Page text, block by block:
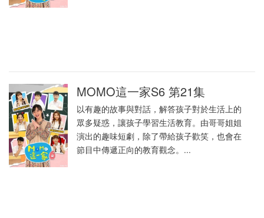
MOMO這一家S6 第21集
以有趣的故事與對話，解答孩子對於生活上的
眾多疑惑，讓孩子學習生活教育。由哥哥姐姐
演出的趣味短劇，除了帶給孩子歡笑，也會在
節目中傳遞正向的教育觀念。...